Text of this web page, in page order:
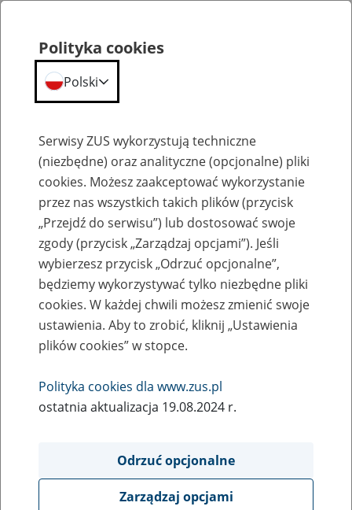
Okienko Górnicze
Inne
Okienko Górnicze 2026
Polityka cookies
Polski
Serwisy ZUS wykorzystują techniczne
(niezbędne) oraz analityczne (opcjonalne) pliki
cookies. Możesz zaakceptować wykorzystanie
przez nas wszystkich takich plików (przycisk
„Przejdź do serwisu”) lub dostosować swoje
zgody (przycisk „Zarządzaj opcjami”). Jeśli
wybierzesz przycisk „Odrzuć opcjonalne”,
będziemy wykorzystywać tylko niezbędne pliki
cookies. W każdej chwili możesz zmienić swoje
ustawienia. Aby to zrobić, kliknij „Ustawienia
plików cookies” w stopce.
Polityka cookies dla www.zus.pl
ostatnia aktualizacja 19.08.2024 r.
Odrzuć opcjonalne
Zarządzaj opcjami